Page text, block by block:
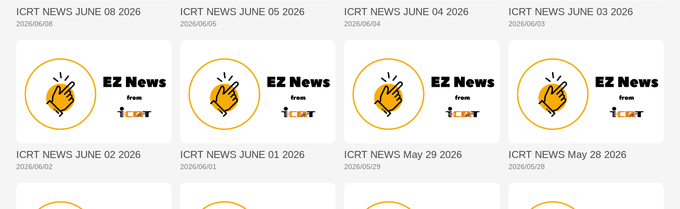
ICRT NEWS JUNE 08 2026
2026/06/08
ICRT NEWS JUNE 05 2026
2026/06/05
ICRT NEWS JUNE 04 2026
2026/06/04
ICRT NEWS JUNE 03 2026
2026/06/03
ICRT NEWS JUNE 02 2026
2026/06/02
ICRT NEWS JUNE 01 2026
2026/06/01
ICRT NEWS May 29 2026
2026/05/29
ICRT NEWS May 28 2026
2026/05/28